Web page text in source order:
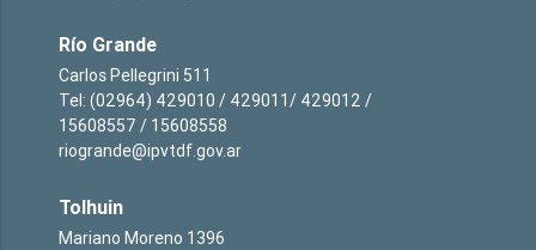
Río Grande
Carlos Pellegrini 511
Tel: (02964) 429010 / 429011/ 429012 /
15608557 / 15608558
riogrande@ipvtdf.gov.ar
Tolhuin
Mariano Moreno 1396